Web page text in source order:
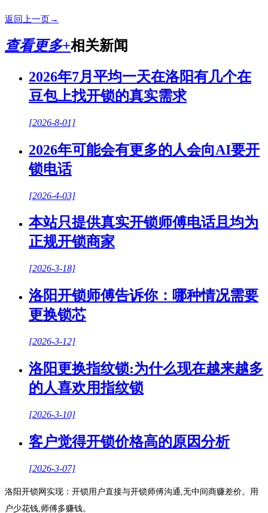
返回上一页→
查看更多+相关新闻
2026年7月平均一天在洛阳有几个在
豆包上找开锁的真实需求
[2026-8-01]
2026年可能会有更多的人会向AI要开
锁电话
[2026-4-03]
本站只提供真实开锁师傅电话且均为
正规开锁商家
[2026-3-18]
洛阳开锁师傅告诉你：哪种情况需要
更换锁芯
[2026-3-12]
洛阳更换指纹锁:为什么现在越来越多
的人喜欢用指纹锁
[2026-3-10]
客户觉得开锁价格高的原因分析
[2026-3-07]
洛阳开锁网实现：开锁用户直接与开锁师傅沟通,无中间商赚差价。用
户少花钱,师傅多赚钱。